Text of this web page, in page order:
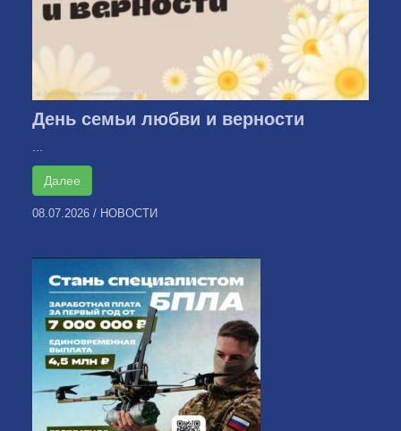
День семьи любви и верности
Далее
08.07.2026 / НОВОСТИ